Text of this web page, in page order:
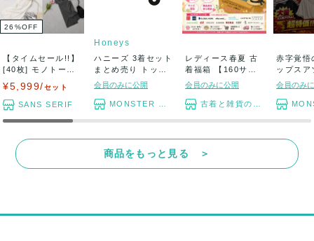
26 %OFF
【タイムセール!!】
[40枚] モノトーン
¥5,999/セット
SANS SERIF
Honeys
ハニーズ 3着セット
まとめ売り トップ
ス ボトム...
会員のみに公開
MONSTER TYM
レディース春夏 古
着福箱 【160サイ
ズ段ボール】...
会員のみに公開
古着と雑貨のスタート
赤字覚悟
ップスア
ット ま
会員のみ
商品をもっと見る ＞